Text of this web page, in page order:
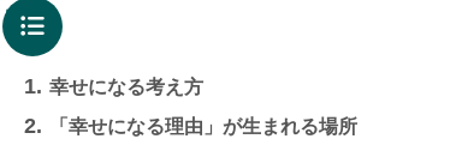
目次
1. 幸せになる考え方
2. 「幸せになる理由」が生まれる場所